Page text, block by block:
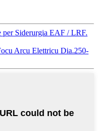
per Siderurgia EAF / LRF.
Arcu Elettricu Dia.250-